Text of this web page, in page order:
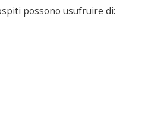
possono usufruire di: